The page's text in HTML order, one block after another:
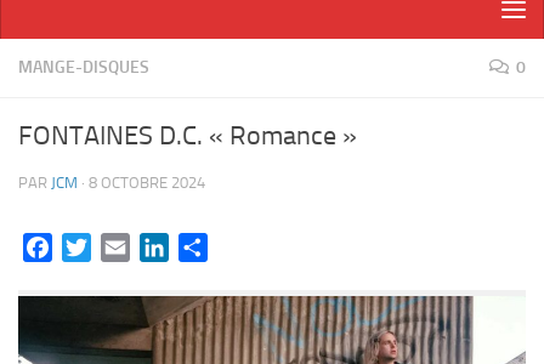
MANGE-DISQUES 0
FONTAINES D.C. « Romance »
PAR JCM · 8 OCTOBRE 2024
FacebookTwitterEmail LinkedIn